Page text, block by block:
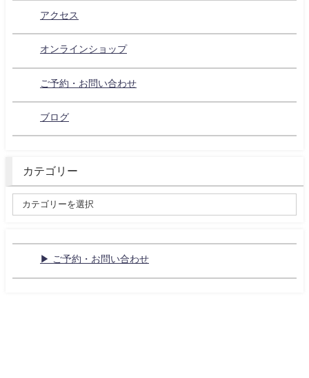
アクセス
オンラインショップ
ご予約・お問い合わせ
ブログ
カテゴリー
▶ ご予約・お問い合わせ